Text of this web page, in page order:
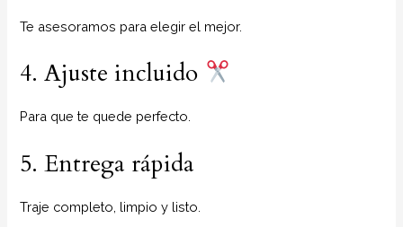
Te asesoramos para elegir el mejor.
4. Ajuste incluido
Para que te quede perfecto.
5. Entrega rápida
Traje completo, limpio y listo.